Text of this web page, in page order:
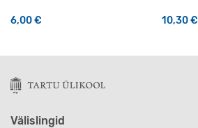
6,00€ 10,30€
Välislingid